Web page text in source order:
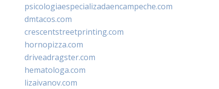
psicologiaespecializadaencampeche.com
dmtacos.com
crescentstreetprinting.com
hornopizza.com
driveadragster.com
hematologa.com
lizaivanov.com